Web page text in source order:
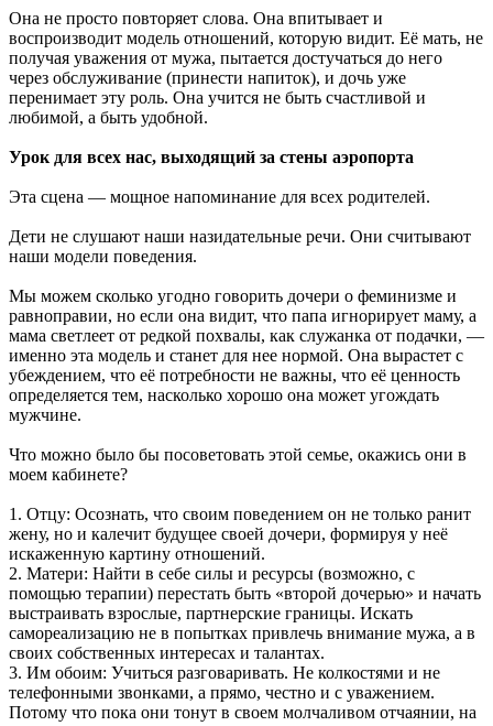
Она не просто повторяет слова. Она впитывает и
воспроизводит модель отношений, которую видит. Её мать, не
получая уважения от мужа, пытается достучаться до него
через обслуживание (принести напиток), и дочь уже
перенимает эту роль. Она учится не быть счастливой и
любимой, а быть удобной.
Урок для всех нас, выходящий за стены аэропорта
Эта сцена — мощное напоминание для всех родителей.
Дети не слушают наши назидательные речи. Они считывают
наши модели поведения.
Мы можем сколько угодно говорить дочери о феминизме и
равноправии, но если она видит, что папа игнорирует маму, а
мама светлеет от редкой похвалы, как служанка от подачки, —
именно эта модель и станет для нее нормой. Она вырастет с
убеждением, что её потребности не важны, что её ценность
определяется тем, насколько хорошо она может угождать
мужчине.
Что можно было бы посоветовать этой семье, окажись они в
моем кабинете?
1. Отцу: Осознать, что своим поведением он не только ранит
жену, но и калечит будущее своей дочери, формируя у неё
искаженную картину отношений.
2. Матери: Найти в себе силы и ресурсы (возможно, с
помощью терапии) перестать быть «второй дочерью» и начать
выстраивать взрослые, партнерские границы. Искать
самореализацию не в попытках привлечь внимание мужа, а в
своих собственных интересах и талантах.
3. Им обоим: Учиться разговаривать. Не колкостями и не
телефонными звонками, а прямо, честно и с уважением.
Потому что пока они тонут в своем молчаливом отчаянии, на